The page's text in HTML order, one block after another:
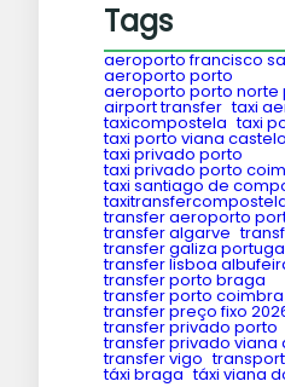
Tags
aeroporto francisco
aeroporto porto
aeroporto porto norte
airport transfer taxi
taxicompostela taxi
taxi porto viana castelo
taxi privado porto
taxi privado porto
taxi santiago de
transfer aeroporto
transfer algarve
transfer galiza
transfer lisboa
transfer porto braga
transfer porto coimbra
transfer preço fixo
transfer privado porto
transfer privado viana
transfer vigo
táxi braga táxi viana